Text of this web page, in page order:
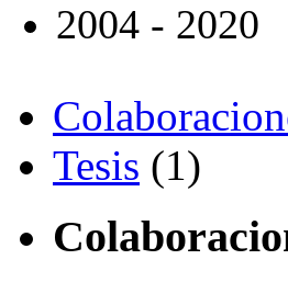
2004 - 2020
Tesis (1)